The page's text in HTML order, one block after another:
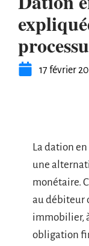
17 février
La dation
une
monétaire.
au débiteur
immobilier,
obligation